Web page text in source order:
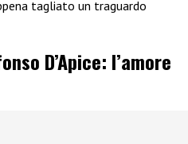
tagliato un traguardo
D’Apice: l’amore